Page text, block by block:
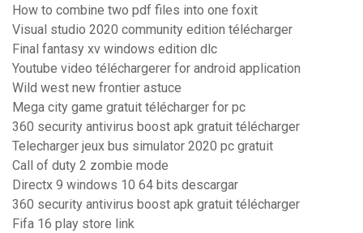
How to combine two pdf files into one foxit
Visual studio 2020 community edition télécharger
Final fantasy xv windows edition dlc
Youtube video téléchargerer for android application
Wild west new frontier astuce
Mega city game gratuit télécharger for pc
360 security antivirus boost apk gratuit télécharger
Telecharger jeux bus simulator 2020 pc gratuit
Call of duty 2 zombie mode
Directx 9 windows 10 64 bits descargar
360 security antivirus boost apk gratuit télécharger
Fifa 16 play store link